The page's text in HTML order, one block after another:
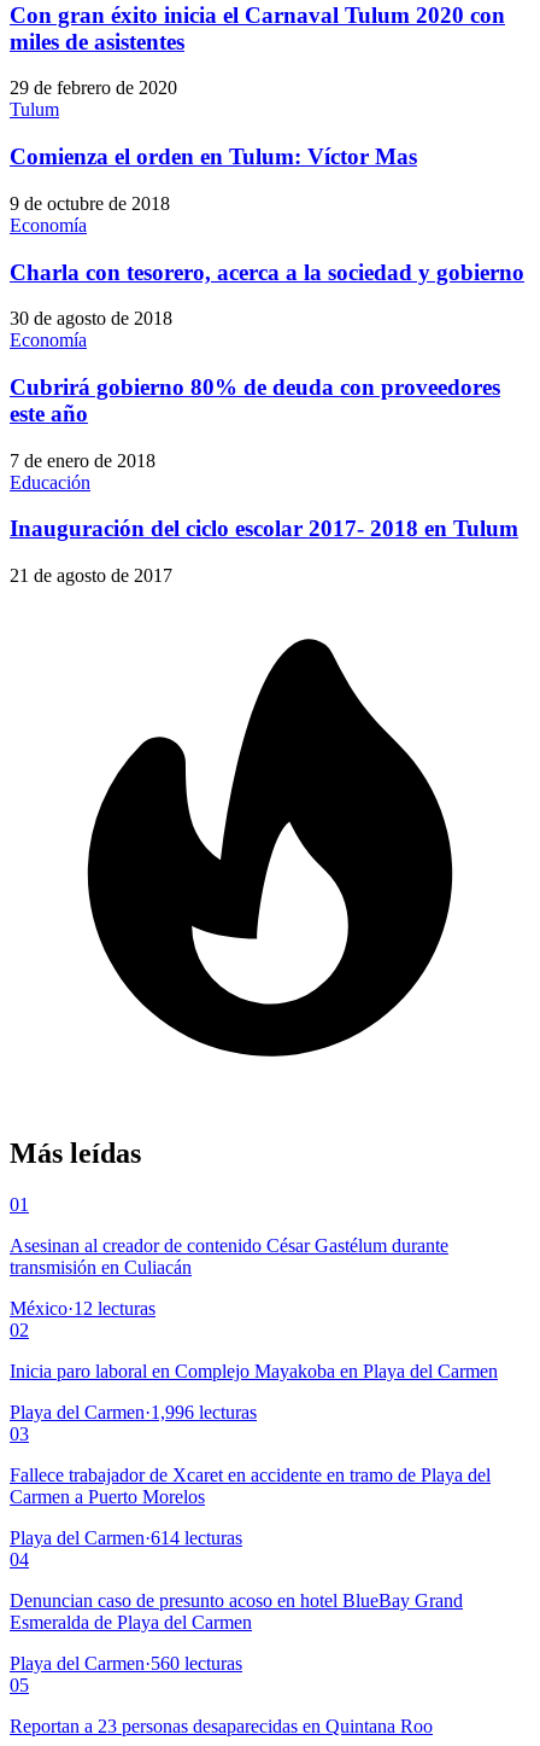
Con gran éxito inicia el Carnaval Tulum 2020 con
miles de asistentes
29 de febrero de 2020
Tulum
Comienza el orden en Tulum: Víctor Mas
9 de octubre de 2018
Economía
Charla con tesorero, acerca a la sociedad y gobierno
30 de agosto de 2018
Economía
Cubrirá gobierno 80% de deuda con proveedores
este año
7 de enero de 2018
Educación
Inauguración del ciclo escolar 2017- 2018 en Tulum
21 de agosto de 2017
Más leídas
01
Asesinan al creador de contenido César Gastélum durante
transmisión en Culiacán
México·12 lecturas
02
Inicia paro laboral en Complejo Mayakoba en Playa del Carmen
Playa del Carmen·1,996 lecturas
03
Fallece trabajador de Xcaret en accidente en tramo de Playa del
Carmen a Puerto Morelos
Playa del Carmen·614 lecturas
04
Denuncian caso de presunto acoso en hotel BlueBay Grand
Esmeralda de Playa del Carmen
Playa del Carmen·560 lecturas
05
Reportan a 23 personas desaparecidas en Quintana Roo